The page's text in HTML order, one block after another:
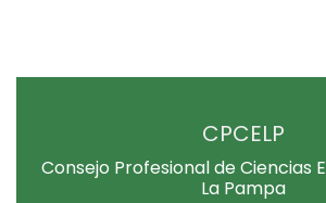
CPCELP
Consejo Profesional de Ciencias
La Pampa